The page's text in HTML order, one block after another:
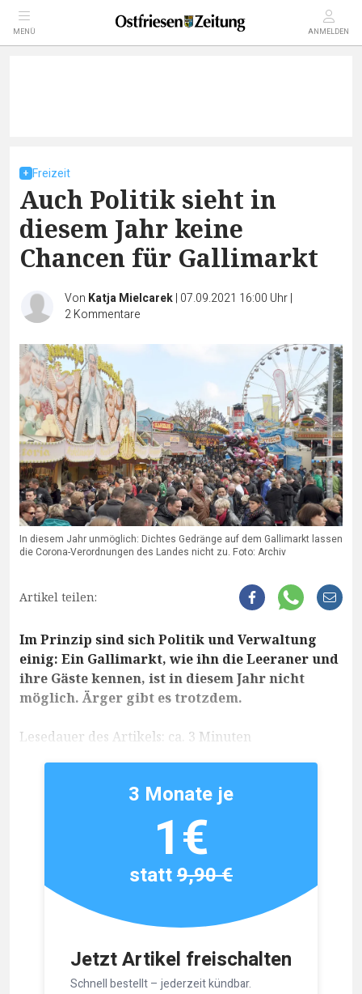
MENÜ ANMELDEN
Freizeit
Auch Politik sieht in
diesem Jahr keine
Chancen für Gallimarkt
Von Katja Mielcarek| 07.09.2021 16:00 Uhr|
2Kommentare
In diesem Jahr unmöglich: Dichtes Gedränge auf dem Gallimarkt lassen
die Corona-Verordnungen des Landes nicht zu. Foto: Archiv
Artikel teilen:
Im Prinzip sind sich Politik und Verwaltung
einig: Ein Gallimarkt, wie ihn die Leeraner und
ihre Gäste kennen, ist in diesem Jahr nicht
möglich. Ärger gibt es trotzdem.
Lesedauer des Artikels: ca. 3 Minuten
Jetzt Artikel freischalten
Schnell bestellt – jederzeit kündbar.
3 Monate je
1€
statt9,90 €